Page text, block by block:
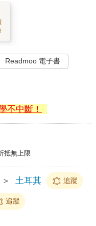
Readmoo 電子書
不中斷！
抵無上限
＞ 土耳其 追蹤
追蹤